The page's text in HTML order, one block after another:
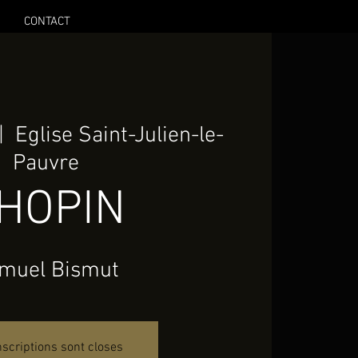
CONTACT
Eglise Saint-Julien-le-
Pauvre
Bismut
sont closes